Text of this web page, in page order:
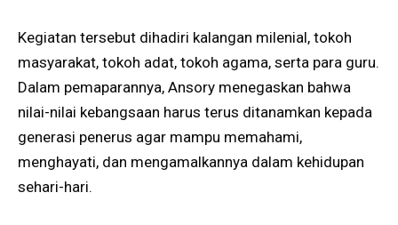
Kegiatan tersebut dihadiri kalangan milenial, tokoh
masyarakat, tokoh adat, tokoh agama, serta para guru.
Dalam pemaparannya, Ansory menegaskan bahwa
nilai-nilai kebangsaan harus terus ditanamkan kepada
generasi penerus agar mampu memahami,
menghayati, dan mengamalkannya dalam kehidupan
sehari-hari.